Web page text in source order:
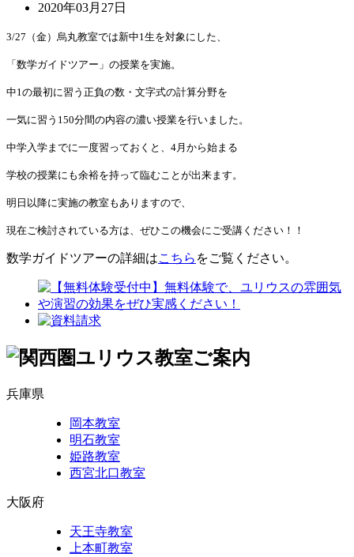
2020年03月27日
3/27（金）烏丸教室では新中1生を対象にした、
「数学ガイドツアー」の授業を実施。
中1の最初に習う正負の数・文字式の計算分野を
一気に習う150分間の内容の濃い授業を行いました。
中学入学までに一度習っておくと、4月から始まる
学校の授業にも余裕を持って臨むことが出来ます。
明日以降に実施の教室もありますので、
現在ご検討されている方は、ぜひこの機会にご受講ください！！
数学ガイドツアーの詳細はこちら をご覧ください。
兵庫県
岡本教室
明石教室
姫路教室
西宮北口教室
大阪府
天王寺教室
上本町教室